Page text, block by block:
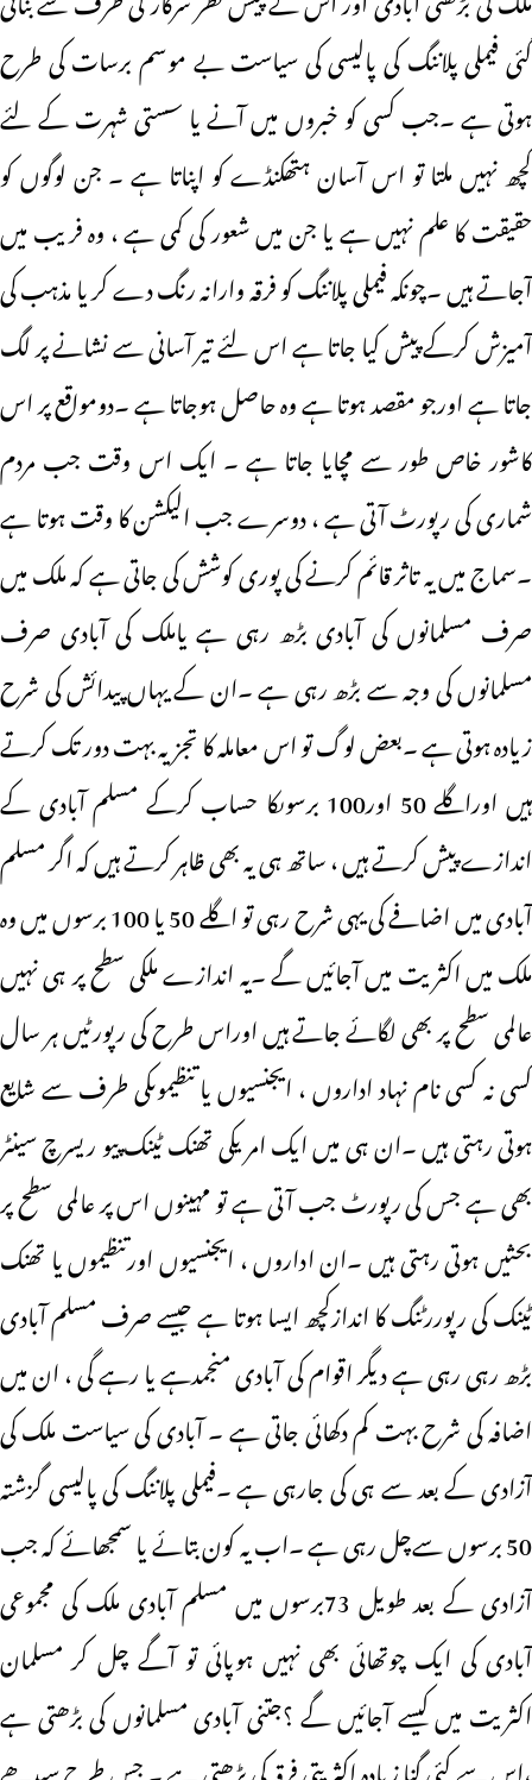
گئی فیملی پلاننگ کی پالیسی کی سیاست بے موسم برسات کی طرح
ہوتی ہے ۔جب کسی کو خبروں میں آنے یا سستی شہرت کے لئے
کچھ نہیں ملتا تو اس آسان ہتھکنڈے کو اپناتا ہے ۔ جن لوگوں کو
حقیقت کا علم نہیں ہے یا جن میں شعور کی کمی ہے ، وہ فریب میں
آجاتے ہیں ۔چونکہ فیملی پلاننگ کو فرقہ وارانہ رنگ دے کر یا مذہب کی
آمیزش کرکے پیش کیا جاتا ہے اس لئے تیر آسانی سے نشانے پر لگ
جاتا ہے اورجو مقصد ہوتا ہے وہ حاصل ہوجاتا ہے ۔دومواقع پر اس
کاشور خاص طور سے مچایا جاتا ہے ۔ ایک اس وقت جب مردم
شماری کی رپورٹ آتی ہے ، دوسرے جب الیکشن کا وقت ہوتا ہے
۔سماج میں یہ تاثر قائم کرنے کی پوری کوشش کی جاتی ہے کہ ملک میں
صرف مسلمانوں کی آبادی بڑھ رہی ہے یاملک کی آبادی صرف
مسلمانوں کی وجہ سے بڑھ رہی ہے ۔ان کے یہاں پیدائش کی شرح
زیادہ ہوتی ہے ۔بعض لوگ تو اس معاملہ کا تجزیہ بہت دور تک کرتے
ہیں اوراگلے 50 اور100 برسوںکا حساب کرکے مسلم آبادی کے
اندازے پیش کرتے ہیں ، ساتھ ہی یہ بھی ظاہر کرتے ہیں کہ اگر مسلم
آبادی میں اضافے کی یہی شرح رہی تو اگلے 50 یا 100 برسوں میں وہ
ملک میں اکثریت میں آجائیں گے ۔یہ اندازے ملکی سطح پر ہی نہیں
عالمی سطح پر بھی لگائے جاتے ہیں اوراس طرح کی رپورٹیں ہر سال
کسی نہ کسی نام نہاد اداروں ، ایجنسیوں یا تنظیموںکی طرف سے شایع
ہوتی رہتی ہیں ۔ان ہی میں ایک امریکی تھنک ٹینک پیو ریسرچ سینٹر
بھی ہے جس کی رپورٹ جب آتی ہے تو مہینوں اس پر عالمی سطح پر
بحثیں ہوتی رہتی ہیں ۔ان اداروں ، ایجنسیوں اورتنظیموں یا تھنک
ٹینک کی رپوررٹنگ کا اندازکچھ ایسا ہوتا ہے جیسے صرف مسلم آبادی
بڑھ رہی رہی ہے دیگر اقوام کی آبادی منجمدہے یا رہے گی ، ان میں
اضافہ کی شرح بہت کم دکھائی جاتی ہے ۔ آبادی کی سیاست ملک کی
آزادی کے بعد سے ہی کی جارہی ہے ۔فیملی پلاننگ کی پالیسی گزشتہ
50 برسوں سےچل رہی ہے ۔اب یہ کون بتائے یا سمجھائے کہ جب
آزادی کے بعد طویل 73برسوں میں مسلم آبادی ملک کی مجموعی
آبادی کی ایک چوتھائی بھی نہیں ہوپائی تو آگے چل کر مسلمان
اکثریت میں کیسے آجائیں گے ؟جتنی آبادی مسلمانوں کی بڑھتی ہے
،اس سے کئی گنا زیادہ اکثریتی فرقہ کی بڑھتی ہے ۔ جس طرح سیدھے